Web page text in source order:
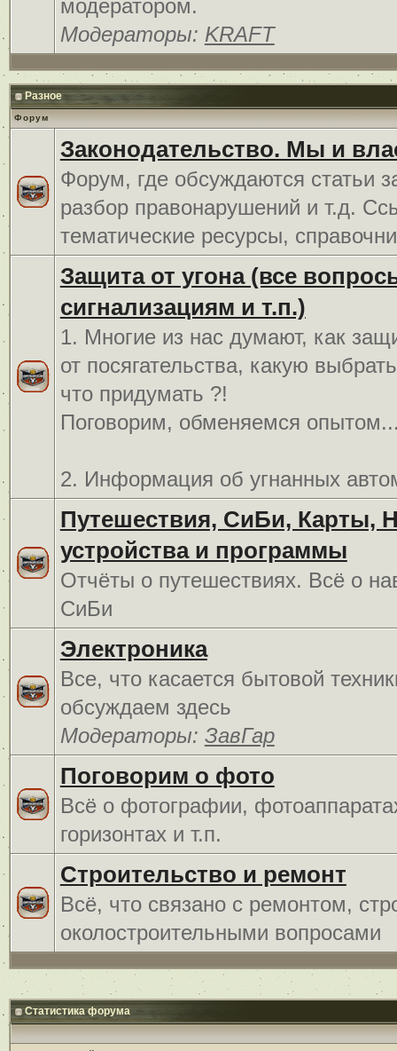
модератором.
Модераторы: KRAFT
Разное
Форум
Законодательство. Мы и
Форум, где обсуждаются статьи
разбор правонарушений и т.д.
тематические ресурсы,
Защита от угона (все
сигнализациям и т.п.)
1. Многие из нас думают, как
от посягательства, какую
что придумать ?!
Поговорим, обменяемся
2. Информация об угнанных
Путешествия, СиБи, Карты,
устройства и программы
Отчёты о путешествиях. Всё о
СиБи
Электроника
Все, что касается бытовой
обсуждаем здесь
Модераторы: ЗавГар
Поговорим о фото
Всё о фотографии,
горизонтах и т.п.
Строительство и ремонт
Всё, что связано с ремонтом,
околостроительными вопросами
Статистика форума